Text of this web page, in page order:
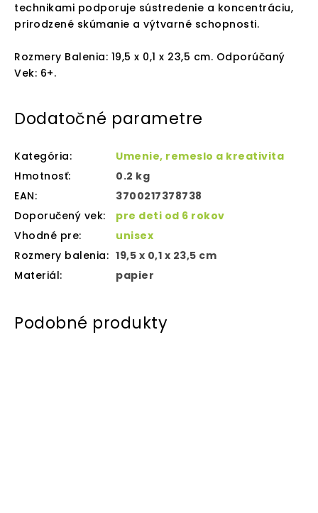
technikami podporuje sústredenie a koncentráciu,
prirodzené skúmanie a výtvarné schopnosti.
Rozmery Balenia: 19,5 x 0,1 x 23,5 cm. Odporúčaný
Vek: 6+.
Dodatočné parametre
Kategória:
Umenie, remeslo a kreativita
Hmotnosť:
0.2 kg
EAN:
3700217378738
Doporučený vek:
pre deti od 6 rokov
Vhodné pre:
unisex
Rozmery balenia: 19,5 x 0,1 x 23,5 cm
Materiál: papier